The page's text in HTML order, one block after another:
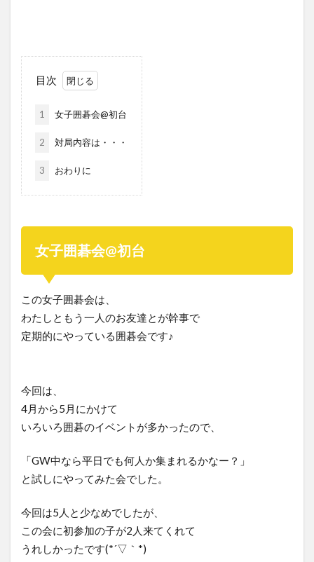
目次
1 女子囲碁会@初台
2 対局内容は・・・
3 おわりに
女子囲碁会@初台
この女子囲碁会は、
わたしともう一人のお友達とが幹事で
定期的にやっている囲碁会です♪
今回は、
4月から5月にかけて
いろいろ囲碁のイベントが多かったので、
「GW中なら平日でも何人か集まれるかなー？」
と試しにやってみた会でした。
今回は5人と少なめでしたが、
この会に初参加の子が2人来てくれて
うれしかったです(*´▽｀*)